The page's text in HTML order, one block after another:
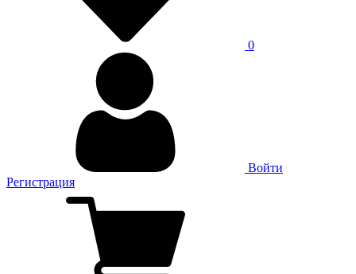
0
Войти
Регистрация